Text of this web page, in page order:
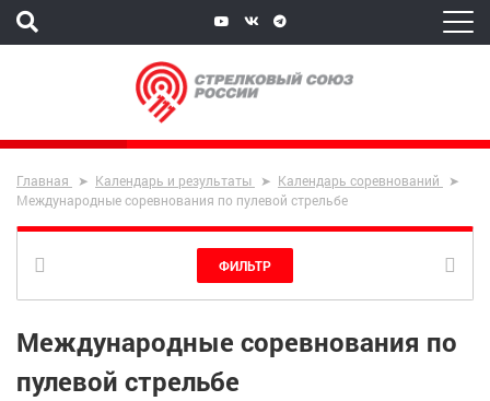
Главная Календарь и результаты
Календарь соревнований
Международные соревнования по пулевой стрельбе
ФИЛЬТР
Международные соревнования по
пулевой стрельбе